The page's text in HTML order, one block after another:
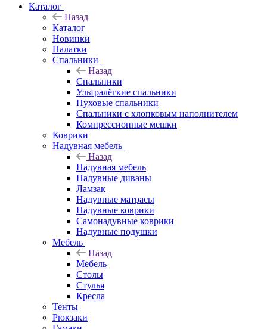
Каталог
Назад
Каталог
Новинки
Палатки
Спальники
Назад
Спальники
Ультралёгкие спальники
Пуховые спальники
Спальники с хлопковым наполнителем
Компрессионные мешки
Коврики
Надувная мебель
Назад
Надувная мебель
Надувные диваны
Ламзак
Надувные матрасы
Надувные коврики
Самонадувные коврики
Надувные подушки
Мебель
Назад
Мебель
Столы
Стулья
Кресла
Тенты
Рюкзаки